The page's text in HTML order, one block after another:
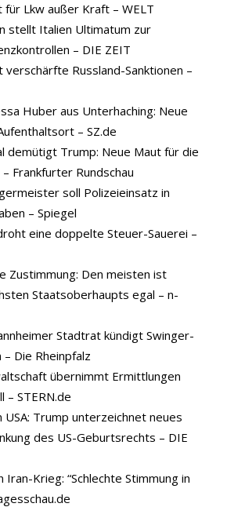
Lkw außer Kraft – WELT
stellt Italien Ultimatum zur
– DIE ZEIT
verschärfte Russland-Sanktionen –
Huber aus Unterhaching: Neue
– SZ.de
demütigt Trump: Neue Maut für die
Frankfurter Rundschau
soll Polizeieinsatz in
– Spiegel
eine doppelte Steuer-Sauerei –
Zustimmung: Den meisten ist
Staatsoberhaupts egal – n-
Stadt­rat kün­digt Swin­ger­
Die Rheinpfalz
übernimmt Ermittlungen
– STERN.de
Trump unterzeichnet neues
des US-Geburtsrechts – DIE
Iran-Krieg: “Schlechte Stimmung in